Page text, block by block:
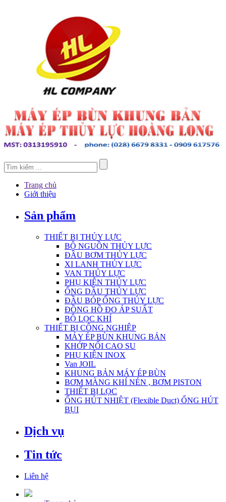
Trang chủ
Giới thiệu
Sản phẩm
THIẾT BỊ THỦY LỰC
BỘ NGUỒN THỦY LỰC
ĐẦU BƠM THỦY LỰC
XI LANH THỦY LỰC
VAN THỦY LỰC
PHỤ KIỆN THỦY LỰC
ỐNG DẦU THỦY LỰC
ĐẦU BÓP ỐNG THỦY LỰC
ĐỒNG HỒ ĐO ÁP SUẤT
BỘ LỌC KHÍ
THIẾT BỊ CÔNG NGHIỆP
MÁY ÉP BÙN KHUNG BẢN
KHỚP NỐI CAO SU
PHỤ KIỆN INOX
Van JOIL
KHUNG BẢN MÁY ÉP BÙN
BƠM MÀNG KHÍ NÉN , BƠM PISTON
THIẾT BỊ LỌC
ỐNG HÚT NHIỆT (Flexible Duct) ỐNG HÚT
BỤI
Dịch vụ
Tin tức
Liên hệ